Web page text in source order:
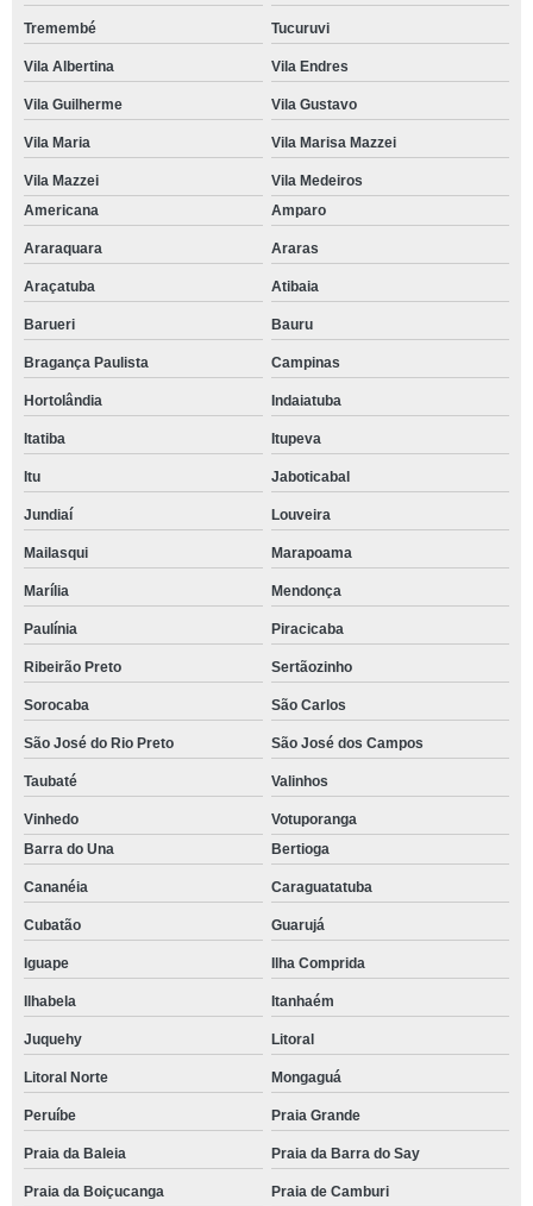
Tremembé Tucuruvi
Vila Albertina Vila Endres
Vila Guilherme Vila Gustavo
Vila Maria Vila Marisa Mazzei
Vila Mazzei
Vila Medeiros
Americana
Amparo
Araraquara Araras
Araçatuba Atibaia
Barueri Bauru
Bragança Paulista Campinas
Hortolândia Indaiatuba
Itatiba Itupeva
Itu Jaboticabal
Jundiaí Louveira
Mailasqui Marapoama
Marília Mendonça
Paulínia Piracicaba
Ribeirão Preto Sertãozinho
Sorocaba São Carlos
São José do Rio Preto São José dos Campos
Taubaté Valinhos
Vinhedo
Votuporanga
Barra do Una
Bertioga
Cananéia Caraguatatuba
Cubatão Guarujá
Iguape Ilha Comprida
Ilhabela Itanhaém
Juquehy Litoral
Litoral Norte Mongaguá
Peruíbe Praia Grande
Praia da Baleia Praia da Barra do Say
Praia da Boiçucanga Praia de Camburi